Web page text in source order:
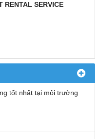
RENTAL SERVICE
tốt nhất tại môi trường